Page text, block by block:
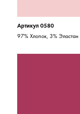
Артикул 0580
97% Хлопок, 3% Эластан